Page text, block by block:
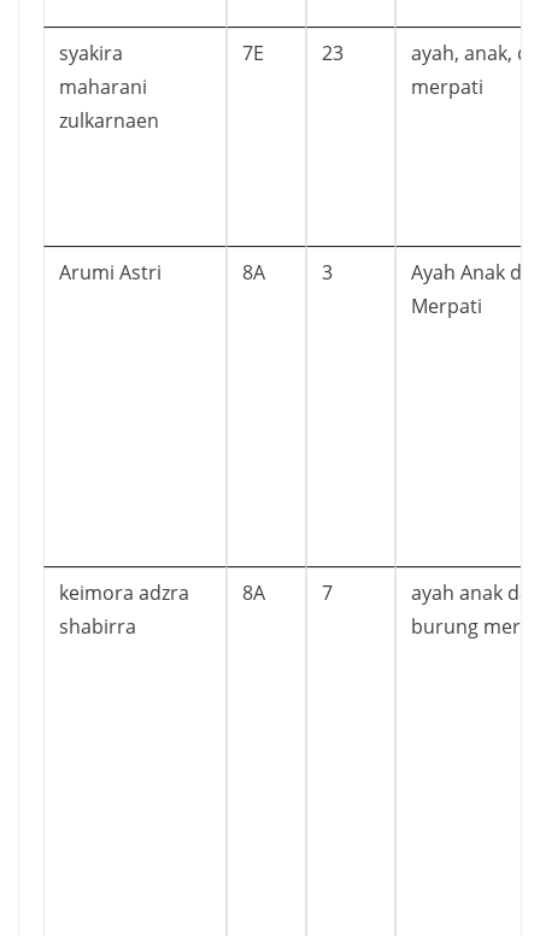
syakira
maharani
zulkarnaen
7E 23
ayah, anak,
merpati
Arumi Astri 8A 3
Ayah Anak
Merpati
keimora adzra
shabirra
8A 7
ayah anak
burung